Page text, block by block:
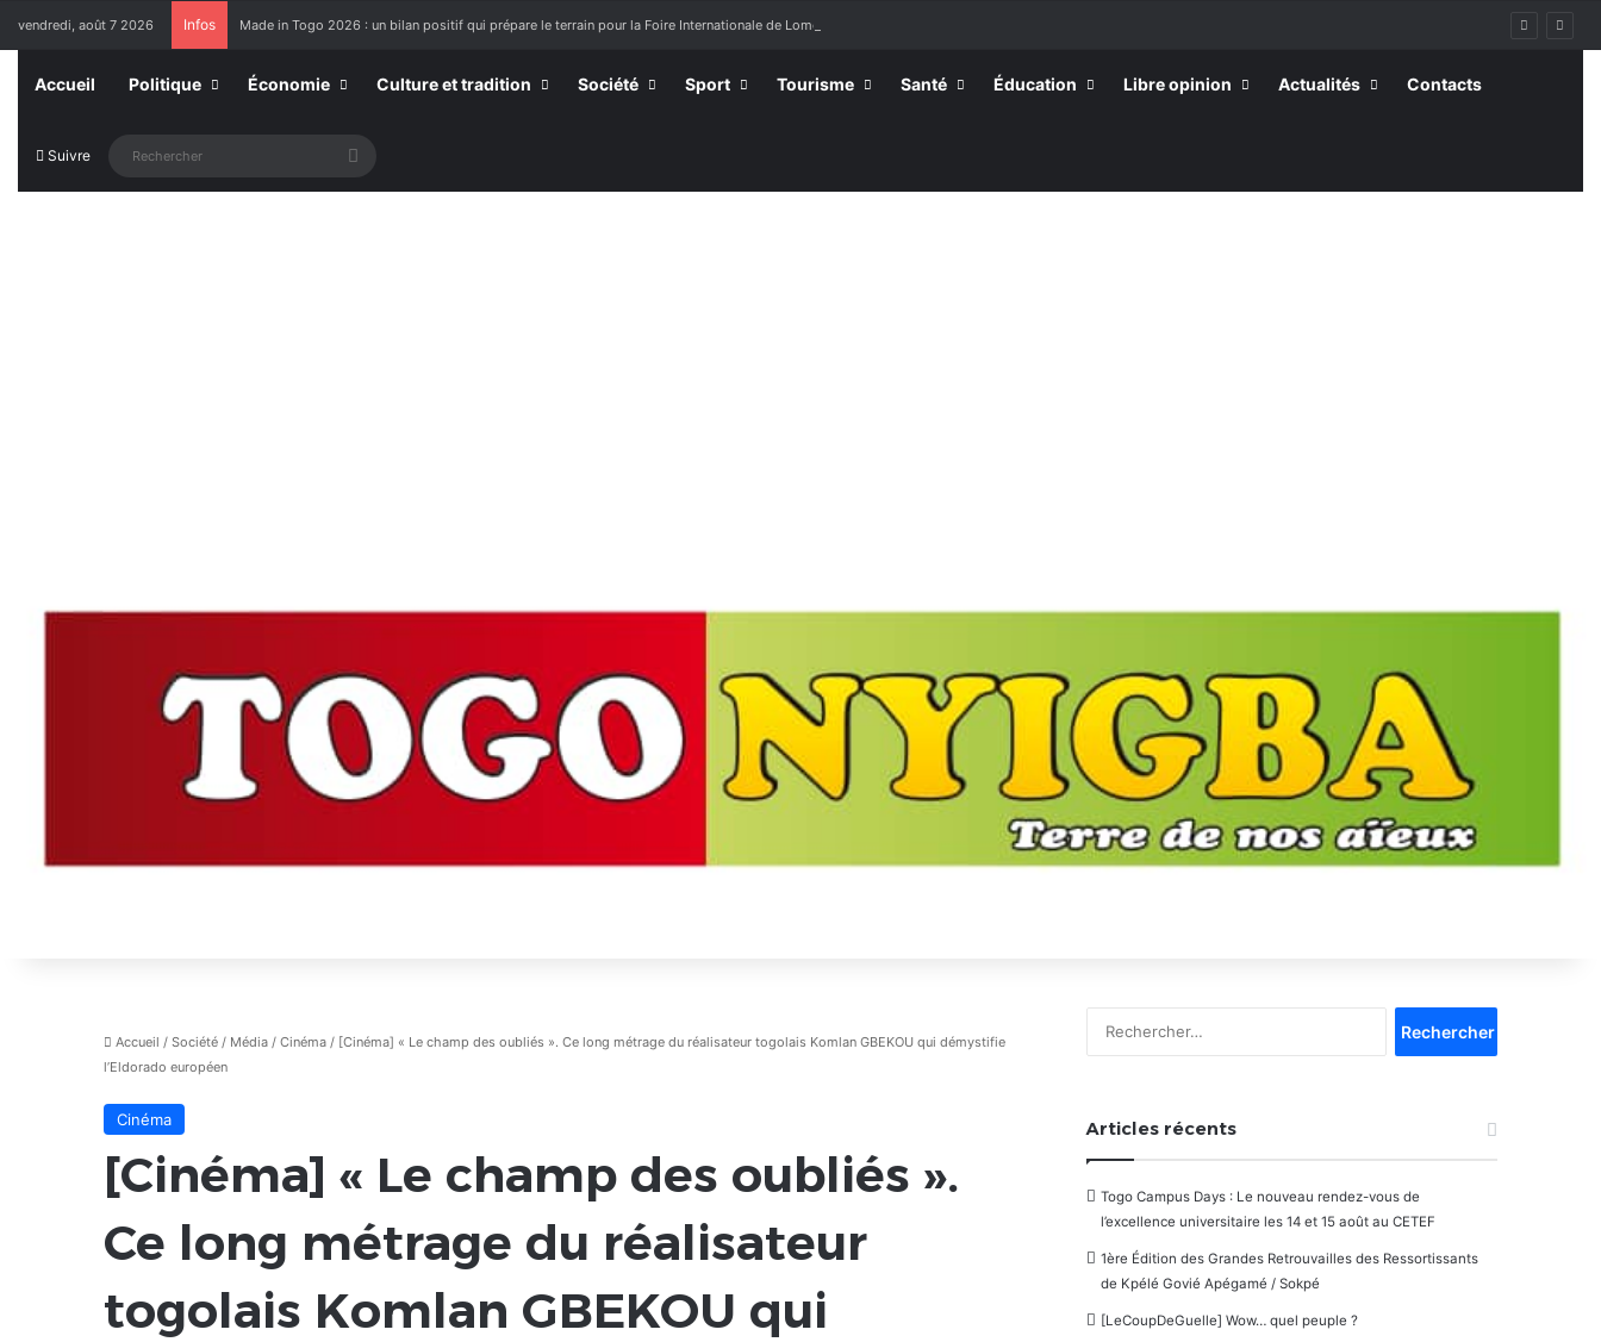
vendredi, août 7 2026 Infos Made in Togo 2026 : un bilan positif qui prépare le terrain pour la Foire Internationale de Lomé
Accueil Politique Économie Culture et tradition Société Sport Tourisme Santé Éducation Libre opinion Actualités Contacts
Suivre Rechercher
Accueil / Société / Média / Cinéma / [Cinéma] « Le champ des oubliés ». Ce long métrage du réalisateur togolais Komlan GBEKOU qui démystifie
l’Eldorado européen
Cinéma
[Cinéma] « Le champ des oubliés ».
Ce long métrage du réalisateur
togolais Komlan GBEKOU qui
Articles récents
Togo Campus Days : Le nouveau rendez-vous de
l’excellence universitaire les 14 et 15 août au CETEF
1ère Édition des Grandes Retrouvailles des Ressortissants
de Kpélé Govié Apégamé / Sokpé
[LeCoupDeGuelle] Wow… quel peuple ?